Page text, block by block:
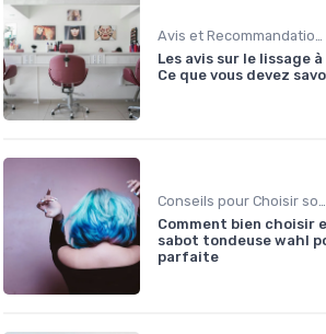
Les avis sur le lissage
Ce que vous devez
Conseils pour Choisir son Coiffeur
Comment bien choisir
sabot tondeuse wahl
parfaite